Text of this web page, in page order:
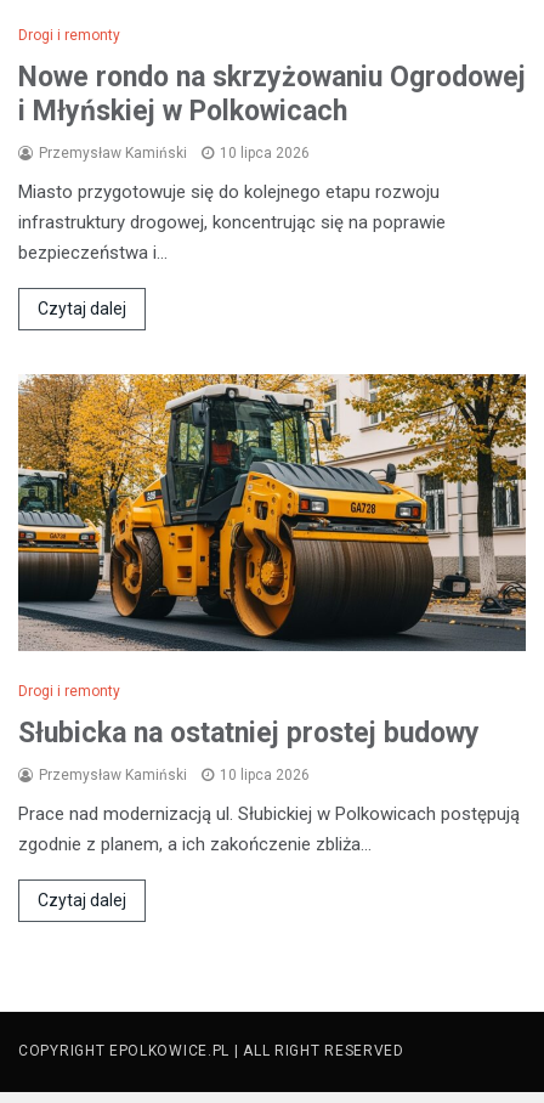
Drogi i remonty
Nowe rondo na skrzyżowaniu Ogrodowej
i Młyńskiej w Polkowicach
Przemysław Kamiński 10 lipca 2026
Miasto przygotowuje się do kolejnego etapu rozwoju
infrastruktury drogowej, koncentrując się na poprawie
bezpieczeństwa i…
Czytaj dalej
Drogi i remonty
Słubicka na ostatniej prostej budowy
Przemysław Kamiński 10 lipca 2026
Prace nad modernizacją ul. Słubickiej w Polkowicach postępują
zgodnie z planem, a ich zakończenie zbliża…
Czytaj dalej
COPYRIGHT EPOLKOWICE.PL | ALL RIGHT RESERVED